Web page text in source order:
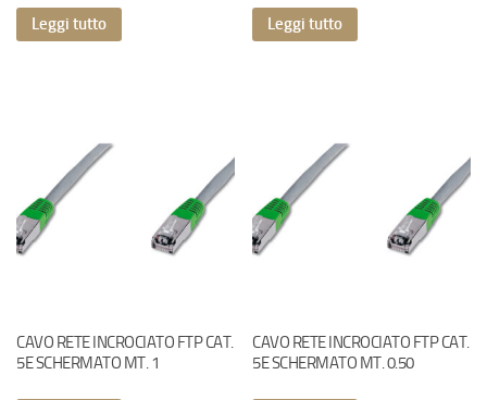
Leggi tutto Leggi tutto
CAVO RETE INCROCIATO FTP CAT.
5E SCHERMATO MT. 1
CAVO RETE INCROCIATO FTP CAT.
5E SCHERMATO MT. 0.50